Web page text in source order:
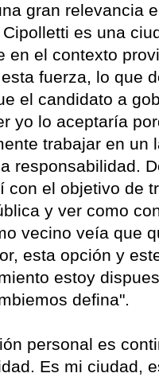
gran relevancia
es una
en el contexto
fuerza, lo que
el candidato a
yo lo aceptaría
trabajar en un
responsabilidad.
con el objetivo de
y ver como
vecino veía que
esta opción y
estoy
defina".
personal es
Es mi ciudad,